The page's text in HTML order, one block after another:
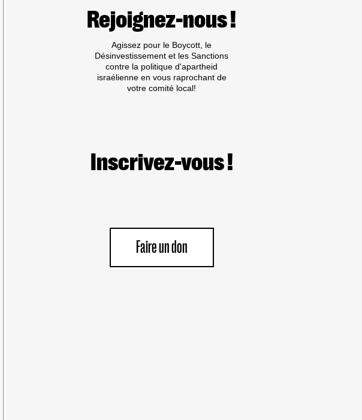
PROFIT
DE
L’APARTHEID,
DU
GÉNOCIDE
ET
DES
EXPULSIONS
Rejoignez-nous !
Agissez pour le Boycott, le
Désinvestissement et les Sanctions
contre la politique d'apartheid
israélienne en vous raprochant de
votre comité local!
Inscrivez-vous !
Faire un don